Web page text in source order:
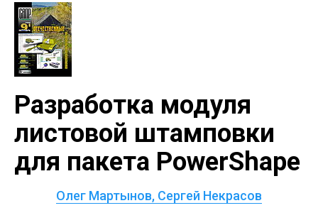
Разработка модуля
листовой штамповки
для пакета PowerShape
Олег Мартынов, Сергей Некрасов